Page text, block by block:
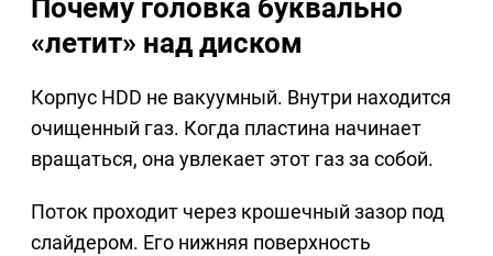
Почему головка буквально
«летит» над диском
Корпус HDD не вакуумный. Внутри находится
очищенный газ. Когда пластина начинает
вращаться, она увлекает этот газ за собой.
Поток проходит через крошечный зазор под
слайдером. Его нижняя поверхность